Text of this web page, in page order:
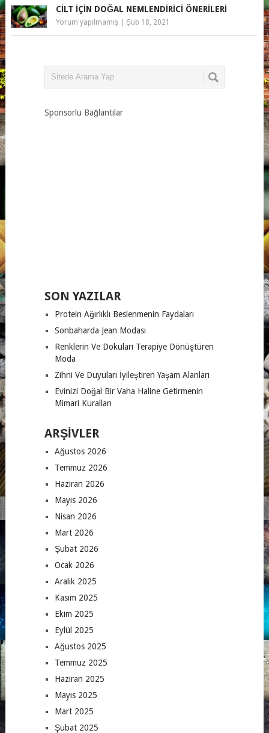
CILT IÇIN DOĞAL NEMLENDIRICI ÖNERILERI
Yorum yapılmamış| Şub 18, 2021
Sponsorlu Bağlantılar
SON YAZILAR
Protein Ağırlıklı Beslenmenin Faydaları
Sonbaharda Jean Modası
Renklerin Ve Dokuları Terapiye Dönüştüren
Moda
Zihni Ve Duyuları İyileştiren Yaşam Alanları
Evinizi Doğal Bir Vaha Haline Getirmenin
Mimari Kuralları
ARŞIVLER
Ağustos 2026
Temmuz 2026
Haziran 2026
Mayıs 2026
Nisan 2026
Mart 2026
Şubat 2026
Ocak 2026
Aralık 2025
Kasım 2025
Ekim 2025
Eylül 2025
Ağustos 2025
Temmuz 2025
Haziran 2025
Mayıs 2025
Mart 2025
Şubat 2025